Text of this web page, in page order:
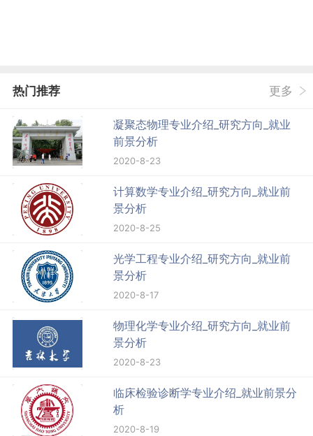
热门推荐 更多
凝聚态物理专业介绍_研究方向_就业
前景分析
2020-8-23
计算数学专业介绍_研究方向_就业前
景分析
2020-8-25
光学工程专业介绍_研究方向_就业前
景分析
2020-8-17
物理化学专业介绍_研究方向_就业前
景分析
2020-8-23
临床检验诊断学专业介绍_就业前景分
析
2020-8-19